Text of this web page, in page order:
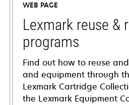
new
tab
WEB PAGE
Lexmark reuse &
programs
Find out how to reuse
and equipment through
Lexmark Cartridge
the Lexmark Equipment